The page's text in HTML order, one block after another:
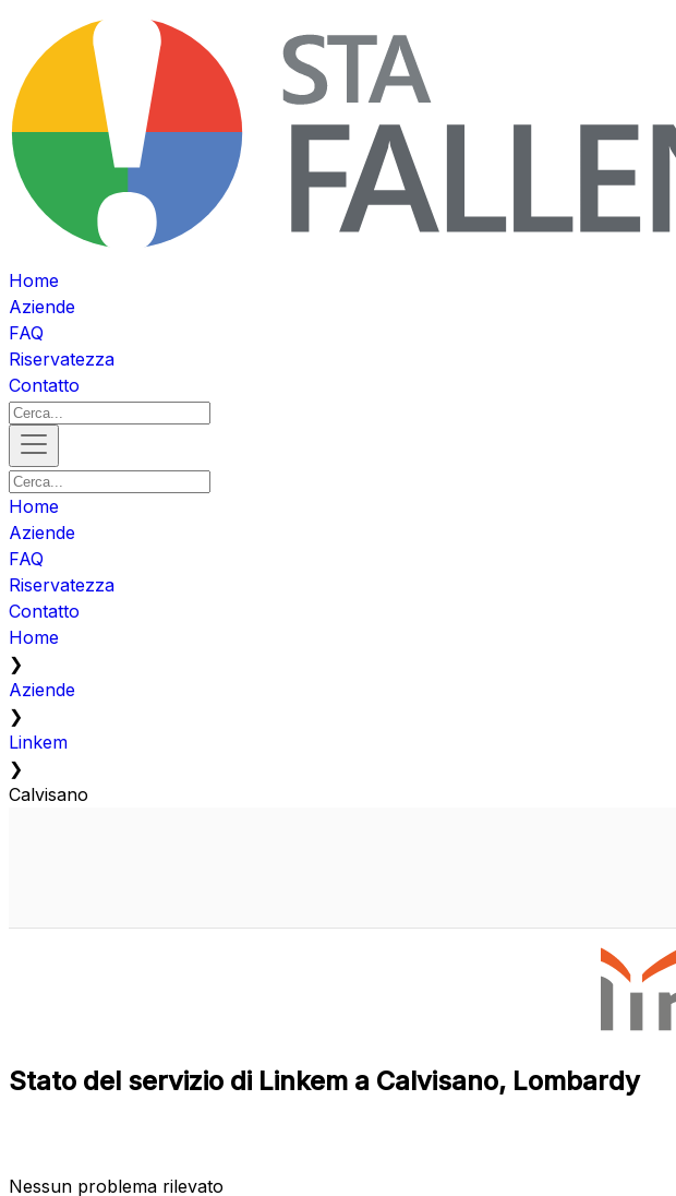
Home
Aziende
FAQ
Riservatezza
Contatto
Home
Aziende
FAQ
Riservatezza
Contatto
Home
❯
Aziende
❯
Linkem
❯
Calvisano
Stato del servizio di Linkem a Calvisano, Lombardy
Nessun problema rilevato